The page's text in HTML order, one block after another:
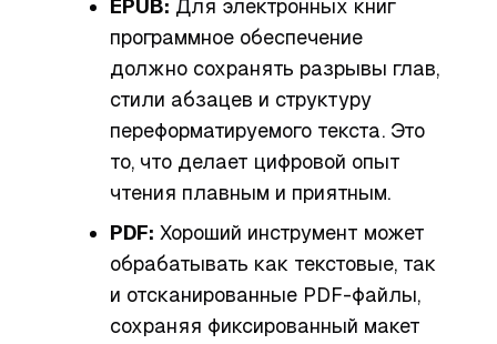
EPUB: Для электронных книг
программное обеспечение
должно сохранять разрывы глав,
стили абзацев и структуру
переформатируемого текста. Это
то, что делает цифровой опыт
чтения плавным и приятным.
PDF: Хороший инструмент может
обрабатывать как текстовые, так
и отсканированные PDF-файлы,
сохраняя фиксированный макет